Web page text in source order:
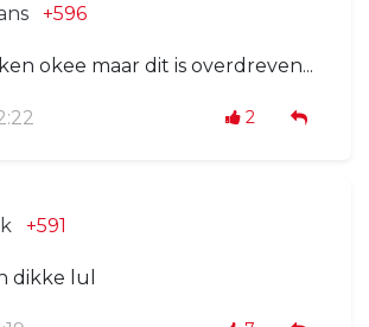
+596
okee maar dit is overdreven...
2
+591
dikke lul